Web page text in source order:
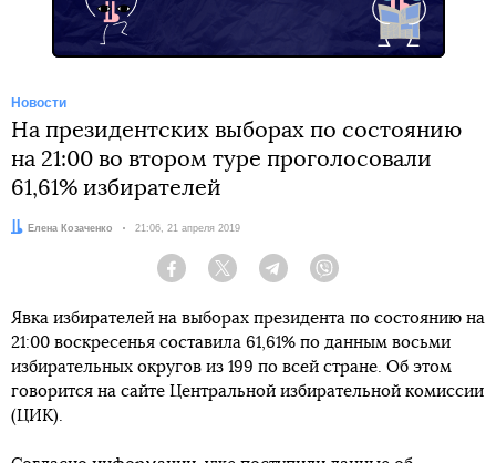
Новости
На президентских выборах по состоянию
на 21:00 во втором туре проголосовали
61,61% избирателей
Автор:Елена Козаченко Дата:
21:06, 21 апреля 2019
Facebook Twitter Telegram
Явка избирателей на выборах президента по состоянию на
21:00 воскресенья составила 61,61% по данным восьми
избирательных округов из 199 по всей стране. Об этом
говорится на сайте Центральной избирательной комиссии
(ЦИК).